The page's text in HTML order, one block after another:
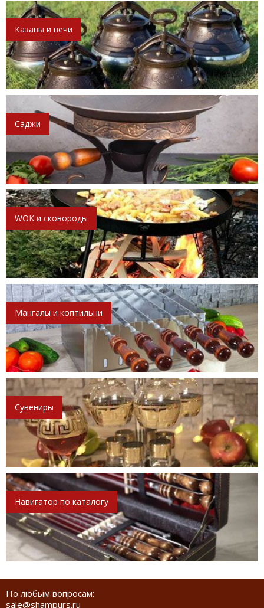
Казаны и печи
Саджи
WOK и сковороды
Мангалы и коптильни
Сувениры
Навигатор по каталогу
По любым вопросам:
sale@shampurs.ru